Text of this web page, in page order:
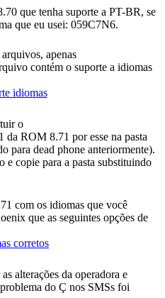
que tenha suporte a PT-BR, se
que eu usei: 059C7N6.
apenas
contém o suporte a idiomas
o
ROM 8.71 por esse na pasta
para dead phone anteriormente).
e copie para a pasta substituindo
com os idiomas que você
que as seguintes opções de
alterações da operadora e
do Ç nos SMSs foi